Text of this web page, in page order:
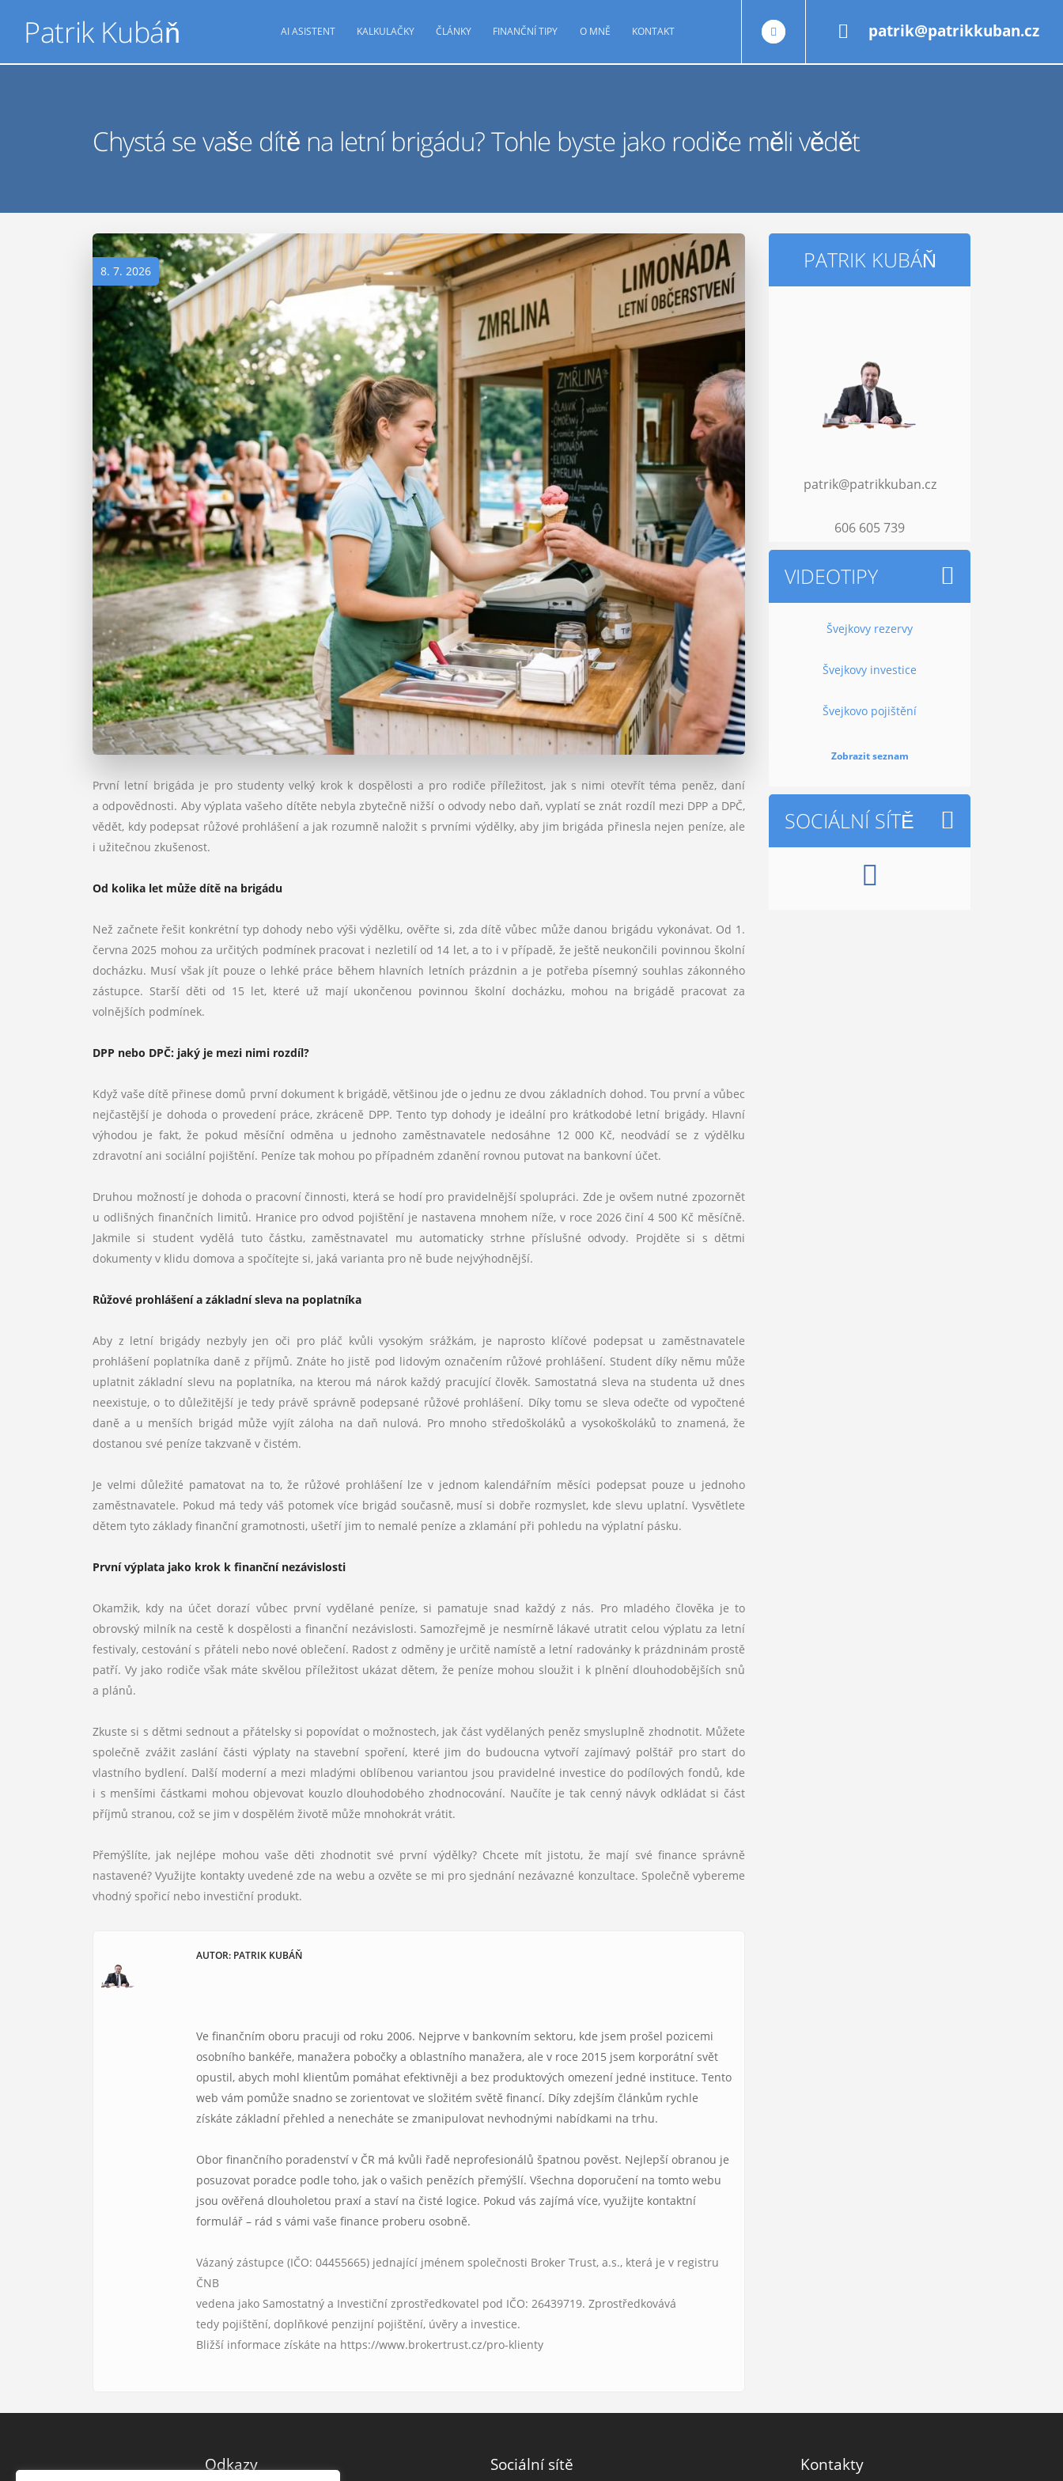
Patrik Kubáň AI ASISTENT KALKULAČKY ČLÁNKY FINANČNÍ TIPY O MNĚ KONTAKT patrik@patrikkuban.cz
Chystá se vaše dítě na letní brigádu? Tohle byste jako rodiče měli vědět
8. 7. 2026
První letní brigáda je pro studenty velký krok k dospělosti a pro rodiče příležitost, jak s nimi otevřít téma peněz, daní
a odpovědnosti. Aby výplata vašeho dítěte nebyla zbytečně nižší o odvody nebo daň, vyplatí se znát rozdíl mezi DPP a DPČ,
vědět, kdy podepsat růžové prohlášení a jak rozumně naložit s prvními výdělky, aby jim brigáda přinesla nejen peníze, ale
i užitečnou zkušenost.
Od kolika let může dítě na brigádu
Než začnete řešit konkrétní typ dohody nebo výši výdělku, ověřte si, zda dítě vůbec může danou brigádu vykonávat. Od 1.
června 2025 mohou za určitých podmínek pracovat i nezletilí od 14 let, a to i v případě, že ještě neukončili povinnou školní
docházku. Musí však jít pouze o lehké práce během hlavních letních prázdnin a je potřeba písemný souhlas zákonného
zástupce. Starší děti od 15 let, které už mají ukončenou povinnou školní docházku, mohou na brigádě pracovat za
volnějších podmínek.
DPP nebo DPČ: jaký je mezi nimi rozdíl?
Když vaše dítě přinese domů první dokument k brigádě, většinou jde o jednu ze dvou základních dohod. Tou první a vůbec
nejčastější je dohoda o provedení práce, zkráceně DPP. Tento typ dohody je ideální pro krátkodobé letní brigády. Hlavní
výhodou je fakt, že pokud měsíční odměna u jednoho zaměstnavatele nedosáhne 12 000 Kč, neodvádí se z výdělku
zdravotní ani sociální pojištění. Peníze tak mohou po případném zdanění rovnou putovat na bankovní účet.
Druhou možností je dohoda o pracovní činnosti, která se hodí pro pravidelnější spolupráci. Zde je ovšem nutné zpozornět
u odlišných finančních limitů. Hranice pro odvod pojištění je nastavena mnohem níže, v roce 2026 činí 4 500 Kč měsíčně.
Jakmile si student vydělá tuto částku, zaměstnavatel mu automaticky strhne příslušné odvody. Projděte si s dětmi
dokumenty v klidu domova a spočítejte si, jaká varianta pro ně bude nejvýhodnější.
Růžové prohlášení a základní sleva na poplatníka
Aby z letní brigády nezbyly jen oči pro pláč kvůli vysokým srážkám, je naprosto klíčové podepsat u zaměstnavatele
prohlášení poplatníka daně z příjmů. Znáte ho jistě pod lidovým označením růžové prohlášení. Student díky němu může
uplatnit základní slevu na poplatníka, na kterou má nárok každý pracující člověk. Samostatná sleva na studenta už dnes
neexistuje, o to důležitější je tedy právě správně podepsané růžové prohlášení. Díky tomu se sleva odečte od vypočtené
daně a u menších brigád může vyjít záloha na daň nulová. Pro mnoho středoškoláků a vysokoškoláků to znamená, že
dostanou své peníze takzvaně v čistém.
Je velmi důležité pamatovat na to, že růžové prohlášení lze v jednom kalendářním měsíci podepsat pouze u jednoho
zaměstnavatele. Pokud má tedy váš potomek více brigád současně, musí si dobře rozmyslet, kde slevu uplatní. Vysvětlete
dětem tyto základy finanční gramotnosti, ušetří jim to nemalé peníze a zklamání při pohledu na výplatní pásku.
První výplata jako krok k finanční nezávislosti
Okamžik, kdy na účet dorazí vůbec první vydělané peníze, si pamatuje snad každý z nás. Pro mladého člověka je to
obrovský milník na cestě k dospělosti a finanční nezávislosti. Samozřejmě je nesmírně lákavé utratit celou výplatu za letní
festivaly, cestování s přáteli nebo nové oblečení. Radost z odměny je určitě namístě a letní radovánky k prázdninám prostě
patří. Vy jako rodiče však máte skvělou příležitost ukázat dětem, že peníze mohou sloužit i k plnění dlouhodobějších snů
a plánů.
Zkuste si s dětmi sednout a přátelsky si popovídat o možnostech, jak část vydělaných peněz smysluplně zhodnotit. Můžete
společně zvážit zaslání části výplaty na stavební spoření, které jim do budoucna vytvoří zajímavý polštář pro start do
vlastního bydlení. Další moderní a mezi mladými oblíbenou variantou jsou pravidelné investice do podílových fondů, kde
i s menšími částkami mohou objevovat kouzlo dlouhodobého zhodnocování. Naučíte je tak cenný návyk odkládat si část
příjmů stranou, což se jim v dospělém životě může mnohokrát vrátit.
Přemýšlíte, jak nejlépe mohou vaše děti zhodnotit své první výdělky? Chcete mít jistotu, že mají své finance správně
nastavené? Využijte kontakty uvedené zde na webu a ozvěte se mi pro sjednání nezávazné konzultace. Společně vybereme
vhodný spořicí nebo investiční produkt.
AUTOR: PATRIK KUBÁŇ
Ve finančním oboru pracuji od roku 2006. Nejprve v bankovním sektoru, kde jsem prošel pozicemi
osobního bankéře, manažera pobočky a oblastního manažera, ale v roce 2015 jsem korporátní svět
opustil, abych mohl klientům pomáhat efektivněji a bez produktových omezení jedné instituce. Tento
web vám pomůže snadno se zorientovat ve složitém světě financí. Díky zdejším článkům rychle
získáte základní přehled a nenecháte se zmanipulovat nevhodnými nabídkami na trhu.
Obor finančního poradenství v ČR má kvůli řadě neprofesionálů špatnou pověst. Nejlepší obranou je
posuzovat poradce podle toho, jak o vašich penězích přemýšlí. Všechna doporučení na tomto webu
jsou ověřená dlouholetou praxí a staví na čisté logice. Pokud vás zajímá více, využijte kontaktní
formulář – rád s vámi vaše finance proberu osobně.
Vázaný zástupce (IČO: 04455665) jednající jménem společnosti Broker Trust, a.s., která je v registru
ČNB
vedena jako Samostatný a Investiční zprostředkovatel pod IČO: 26439719. Zprostředkovává
tedy pojištění, doplňkové penzijní pojištění, úvěry a investice.
Bližší informace získáte na https://www.brokertrust.cz/pro-klienty
PATRIK KUBÁŇ
patrik@patrikkuban.cz
606 605 739
VIDEOTIPY
Švejkovy rezervy
Švejkovy investice
Švejkovo pojištění
Zobrazit seznam
SOCIÁLNÍ SÍTĚ
Odkazy Sociální sítě Kontakty